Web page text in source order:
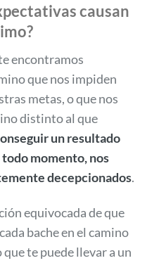
causan
encontramos
que nos impiden
metas, o que nos
distinto al que
un resultado
momento, nos
decepcionados.
equivocada de que
bache en el camino
te puede llevar a un